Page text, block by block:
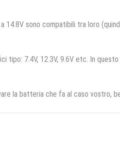
14.8V sono compatibili tra loro
tipo: 7.4V, 12.3V, 9.6V etc. In
la batteria che fa al caso vostro,